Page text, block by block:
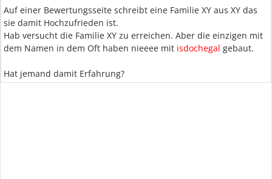
Auf einer Bewertungsseite schreibt eine Familie XY aus XY das
sie damit Hochzufrieden ist.
Hab versucht die Familie XY zu erreichen. Aber die einzigen mit
dem Namen in dem Oft haben nieeee mit isdochegal gebaut.
Hat jemand damit Erfahrung?